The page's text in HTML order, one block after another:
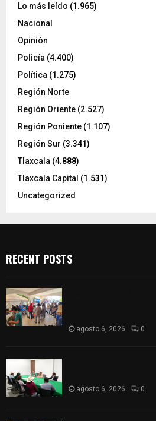
Lo más leído (1.965)
Nacional
Opinión
Policía (4.400)
Política (1.275)
Región Norte
Región Oriente (2.527)
Región Poniente (1.107)
Región Sur (3.341)
Tlaxcala (4.888)
Tlaxcala Capital (1.531)
Uncategorized
RECENT POSTS
agosto 6, 2026 0
agosto 6, 2026 0